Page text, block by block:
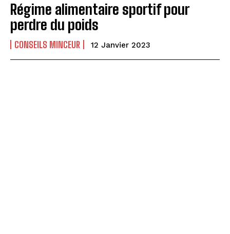
Régime alimentaire sportif pour
perdre du poids
CONSEILS MINCEUR 12 Janvier 2023